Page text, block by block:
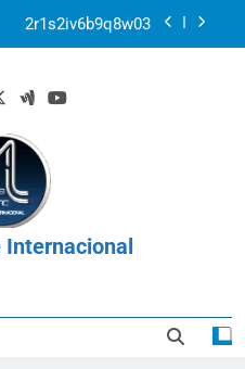
2r1s2iv6b9q8w03
y Nicaragua 2026
para solventar
de La Guaira
2r1s2iv6b9q8w03